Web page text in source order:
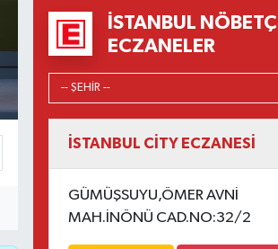
İSTANBUL NÖBETÇI
ECZANELER
İSTANBUL CİTY ECZANESİ
GÜMÜŞSUYU,ÖMER AVNİ
MAH.İNÖNÜ CAD.NO:32/2